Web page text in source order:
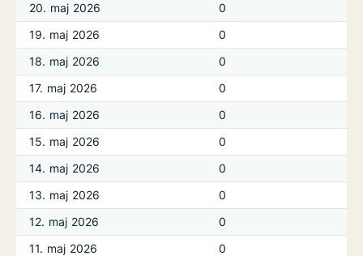
20. maj 2026
0
19. maj 2026
0
18. maj 2026
0
17. maj 2026
0
16. maj 2026
0
15. maj 2026
0
14. maj 2026
0
13. maj 2026
0
12. maj 2026
0
11. maj 2026
0